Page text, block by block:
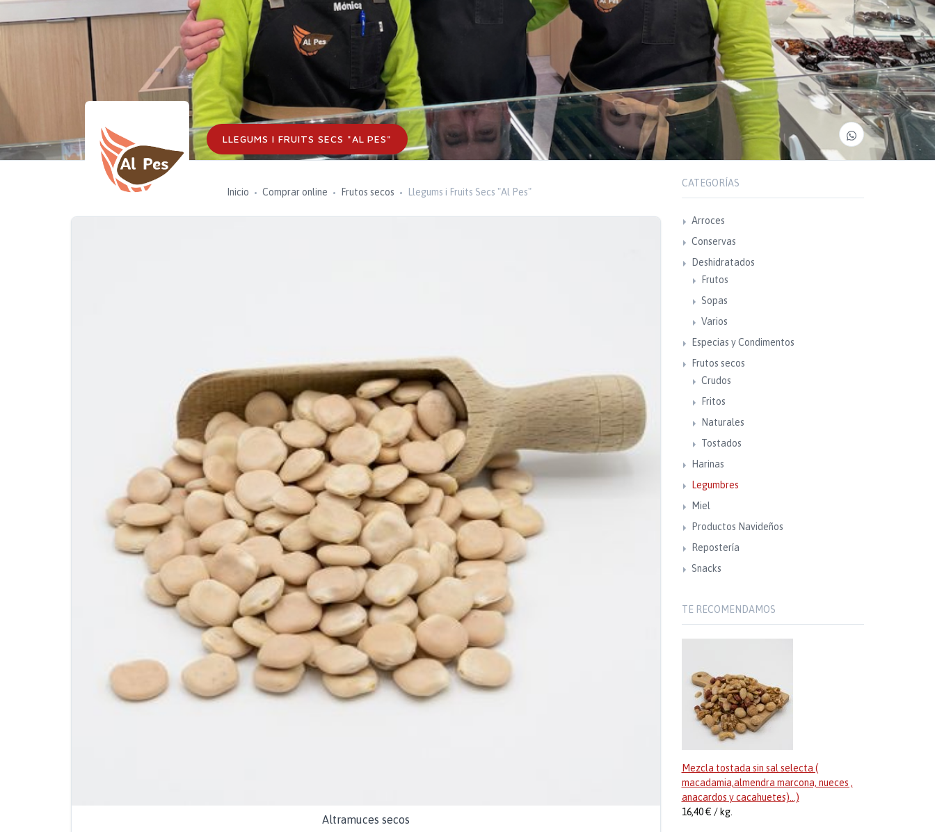
LLEGUMS I FRUITS SECS "AL PES"
Inicio Comprar online Frutos secos Llegums i Fruits Secs "Al Pes"
Altramuces secos
CATEGORÍAS
Arroces
Conservas
Deshidratados
Frutos
Sopas
Varios
Especias y Condimentos
Frutos secos
Crudos
Fritos
Naturales
Tostados
Harinas
Legumbres
Miel
Productos Navideños
Repostería
Snacks
TE RECOMENDAMOS
Mezcla tostada sin sal selecta (
macadamia,almendra marcona, nueces ,
anacardos y cacahuetes)...)
16,40 € / kg.